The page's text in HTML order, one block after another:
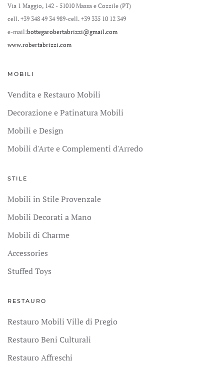
Via 1 Maggio, 142 - 51010 Massa e Cozzile (PT)
cell. +39 348 49 34 989-cell. +39 335 10 12 349
e-mail:bottegarobertabrizzi@gmail.com
www.robertabrizzi.com
MOBILI
Vendita e Restauro Mobili
Decorazione e Patinatura Mobili
Mobili e Design
Mobili d'Arte e Complementi d'Arredo
STILE
Mobili in Stile Provenzale
Mobili Decorati a Mano
Mobili di Charme
Accessories
Stuffed Toys
RESTAURO
Restauro Mobili Ville di Pregio
Restauro Beni Culturali
Restauro Affreschi